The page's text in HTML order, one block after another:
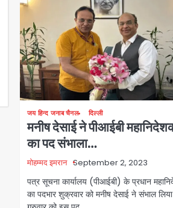
जय हिन्द जनाब चैनल दिल्ली
मनीष देसाई ने पीआईबी
का पद संभाला…
मोहम्मद इमरान September 2, 2023
पत्र सूचना कार्यालय (पीआईबी) के प्रधान
का पदभार शुक्रवार को मनीष देसाई ने संभाल